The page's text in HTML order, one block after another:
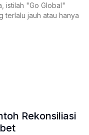
istilah "Go Global"
terlalu jauh atau hanya
Batas-batas
Rekonsiliasi